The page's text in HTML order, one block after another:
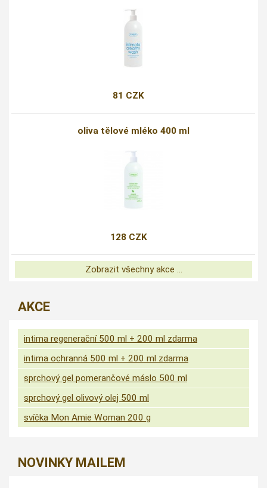
81 CZK
oliva tělové mléko 400 ml
128 CZK
Zobrazit všechny akce ...
AKCE
intima regenerační 500 ml + 200 ml zdarma
intima ochranná 500 ml + 200 ml zdarma
sprchový gel pomerančové máslo 500 ml
sprchový gel olivový olej 500 ml
svíčka Mon Amie Woman 200 g
NOVINKY MAILEM